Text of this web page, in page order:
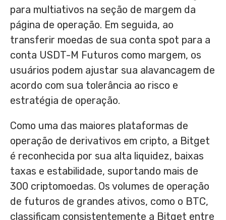
para multiativos na seção de margem da
página de operação. Em seguida, ao
transferir moedas de sua conta spot para a
conta USDT-M Futuros como margem, os
usuários podem ajustar sua alavancagem de
acordo com sua tolerância ao risco e
estratégia de operação.
Como uma das maiores plataformas de
operação de derivativos em cripto, a Bitget
é reconhecida por sua alta liquidez, baixas
taxas e estabilidade, suportando mais de
300 criptomoedas. Os volumes de operação
de futuros de grandes ativos, como o BTC,
classificam consistentemente a Bitget entre